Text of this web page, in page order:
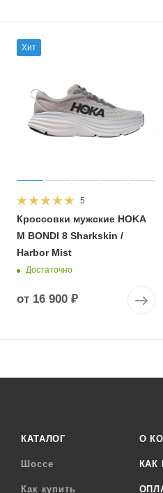
Хит
5
Кроссовки мужские HOKA
M BONDI 8 Sharkskin /
Harbor Mist
Достаточно
от 16 900 ₽
КАТАЛОГ
Шоссе
Как купить
О
КАК